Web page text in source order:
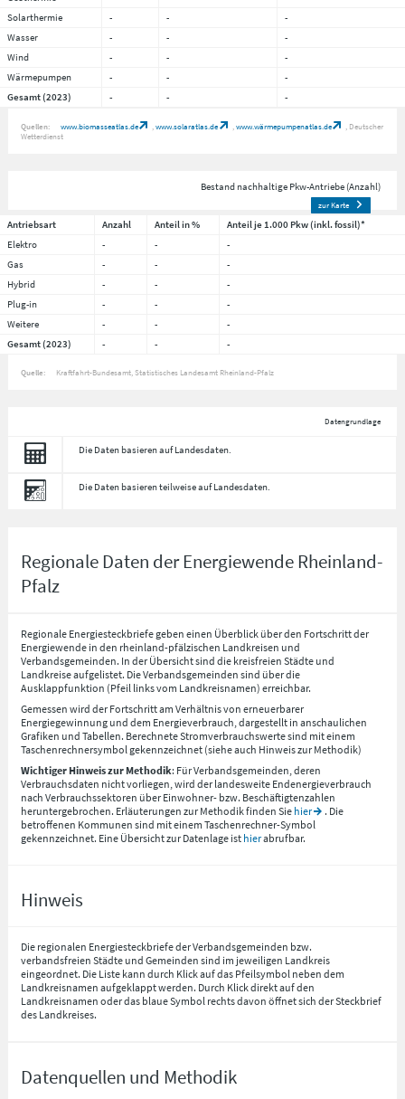
Solarthermie
- -
-
Wasser
- -
-
Wind
- -
-
Wärmepumpen
- -
-
Gesamt (2023)
- - -
Quellen: www.biomasseatlas.de www.solaratlas.de www.wärmepumpenatlas.de
Deutscher
Wetterdienst
Bestand nachhaltige Pkw-Antriebe (Anzahl)
zur Karte
Antriebsart Anzahl Anteil in %
Anteil je 1.000 Pkw (inkl. fossil)*
Elektro
- -
-
Gas
- -
-
Hybrid
- -
-
Plug-in
- -
-
Weitere
- -
-
Gesamt (2023)
- - -
Quelle: Kraftfahrt-Bundesamt, Statistisches Landesamt Rheinland-Pfalz
Datengrundlage
Die Daten basieren auf Landesdaten.
Die Daten basieren teilweise auf Landesdaten.
Regionale Daten der Energiewende Rheinland-
Pfalz
Regionale Energiesteckbriefe geben einen Überblick über den Fortschritt der
Energiewende in den rheinland-pfälzischen Landkreisen und
Verbandsgemeinden. In der Übersicht sind die kreisfreien Städte und
Landkreise aufgelistet. Die Verbandsgemeinden sind über die
Ausklappfunktion (Pfeil links vom Landkreisnamen) erreichbar.
Gemessen wird der Fortschritt am Verhältnis von erneuerbarer
Energiegewinnung und dem Energieverbrauch, dargestellt in anschaulichen
Grafiken und Tabellen. Berechnete Stromverbrauchswerte sind mit einem
Taschenrechnersymbol gekennzeichnet (siehe auch Hinweis zur Methodik)
Wichtiger Hinweis zur Methodik: Für Verbandsgemeinden, deren
Verbrauchsdaten nicht vorliegen, wird der landesweite Endenergieverbrauch
nach Verbrauchssektoren über Einwohner- bzw. Beschäftigtenzahlen
heruntergebrochen. Erläuterungen zur Methodik finden Sie hier
. Die
betroffenen Kommunen sind mit einem Taschenrechner-Symbol
gekennzeichnet. Eine Übersicht zur Datenlage ist hierabrufbar.
Hinweis
Die regionalen Energiesteckbriefe der Verbandsgemeinden bzw.
verbandsfreien Städte und Gemeinden sind im jeweiligen Landkreis
eingeordnet. Die Liste kann durch Klick auf das Pfeilsymbol neben dem
Landkreisnamen aufgeklappt werden. Durch Klick direkt auf den
Landkreisnamen oder das blaue Symbol rechts davon öffnet sich der Steckbrief
des Landkreises.
Datenquellen und Methodik